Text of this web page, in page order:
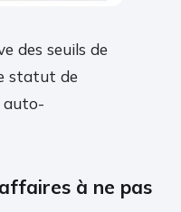
des seuils de
statut de
auto-
à ne pas